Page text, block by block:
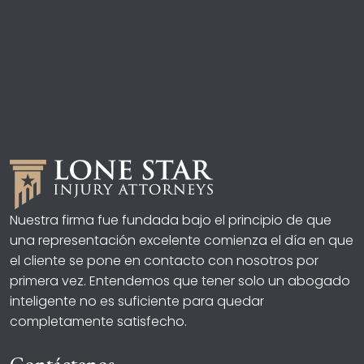
Nuestra firma fue fundada bajo el principio de que
una representación excelente comienza el día en que
el cliente se pone en contacto con nosotros por
primera vez. Entendemos que tener solo un abogado
inteligente no es suficiente para quedar
completamente satisfecho.